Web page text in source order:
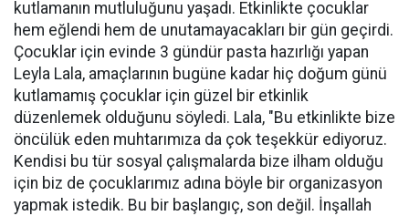
kutlamanın mutluluğunu yaşadı. Etkinlikte çocuklar
hem eğlendi hem de unutamayacakları bir gün geçirdi.
Çocuklar için evinde 3 gündür pasta hazırlığı yapan
Leyla Lala, amaçlarının bugüne kadar hiç doğum günü
kutlamamış çocuklar için güzel bir etkinlik
düzenlemek olduğunu söyledi. Lala, "Bu etkinlikte bize
öncülük eden muhtarımıza da çok teşekkür ediyoruz.
Kendisi bu tür sosyal çalışmalarda bize ilham olduğu
için biz de çocuklarımız adına böyle bir organizasyon
yapmak istedik. Bu bir başlangıç, son değil. İnşallah